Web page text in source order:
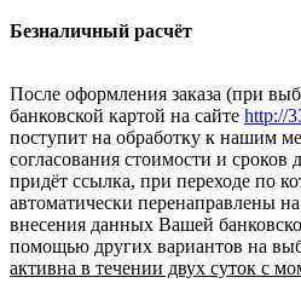
Безналичный расчёт
После оформления заказа (при
банковской картой на сайте http://
поступит на обработку к нашим
согласования стоимости и сроков
придёт ссылка, при переходе по
автоматически перенаправлены
внесения данных Вашей
помощью других вариантов на
активна в течении двух суток с